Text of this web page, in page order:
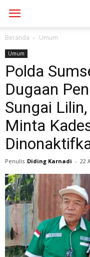
Beranda Umum
Umum
Polda
Dugaan
Sungai
Minta
Penulis Diding Karnadi - 22